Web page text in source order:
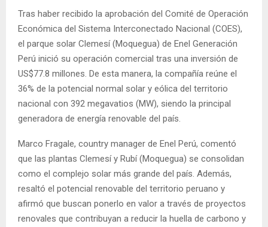
Tras haber recibido la aprobación del Comité de Operación
Económica del Sistema Interconectado Nacional (COES),
el parque solar Clemesí (Moquegua) de Enel Generación
Perú inició su operación comercial tras una inversión de
US$77.8 millones. De esta manera, la compañía reúne el
36% de la potencial normal solar y eólica del territorio
nacional con 392 megavatios (MW), siendo la principal
generadora de energía renovable del país.
Marco Fragale, country manager de Enel Perú, comentó
que las plantas Clemesí y Rubí (Moquegua) se consolidan
como el complejo solar más grande del país. Además,
resaltó el potencial renovable del territorio peruano y
afirmó que buscan ponerlo en valor a través de proyectos
renovales que contribuyan a reducir la huella de carbono y